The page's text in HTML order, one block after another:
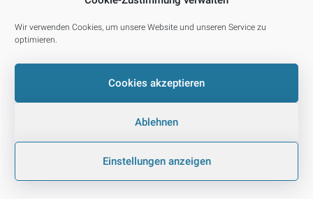
Wir verwenden Cookies, um unsere Website und unseren Service zu
optimieren.
Cookies akzeptieren
Ablehnen
Einstellungen anzeigen
Oktober 2022
Mai 2022